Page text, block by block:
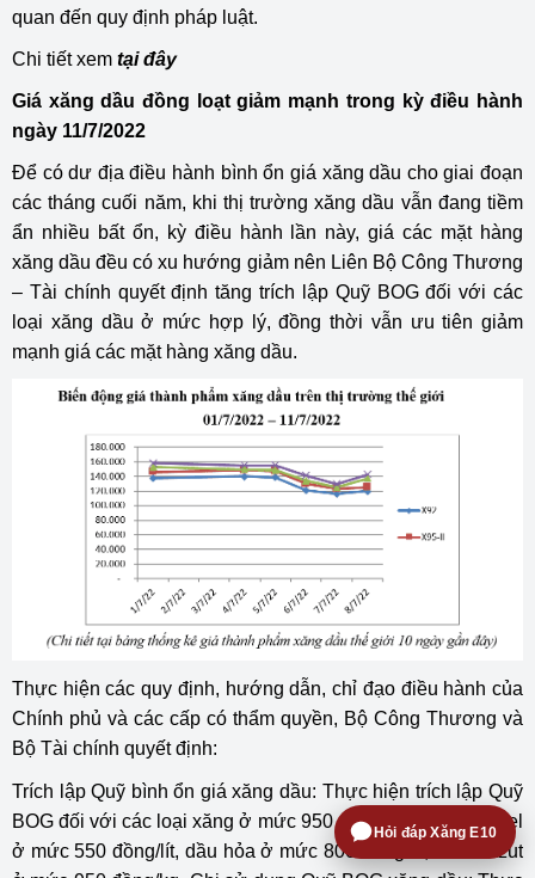
quan đến quy định pháp luật.
Chi tiết xem tại đây
Giá xăng dầu đồng loạt giảm mạnh trong kỳ điều hành
ngày 11/7/2022
Để có dư địa điều hành bình ổn giá xăng dầu cho giai đoạn
các tháng cuối năm, khi thị trường xăng dầu vẫn đang tiềm
ẩn nhiều bất ổn, kỳ điều hành lần này, giá các mặt hàng
xăng dầu đều có xu hướng giảm nên Liên Bộ Công Thương
– Tài chính quyết định tăng trích lập Quỹ BOG đối với các
loại xăng dầu ở mức hợp lý, đồng thời vẫn ưu tiên giảm
mạnh giá các mặt hàng xăng dầu.
Thực hiện các quy định, hướng dẫn, chỉ đạo điều hành của
Chính phủ và các cấp có thẩm quyền, Bộ Công Thương và
Bộ Tài chính quyết định:
Trích lập Quỹ bình ổn giá xăng dầu: Thực hiện trích lập Quỹ
BOG đối với các loại xăng ở mức 950 đồng/lít và dầu diesel
ở mức 550 đồng/lít, dầu hỏa ở mức 800 đồng/lít, dầu mazut
Hỏi đáp Xăng E10